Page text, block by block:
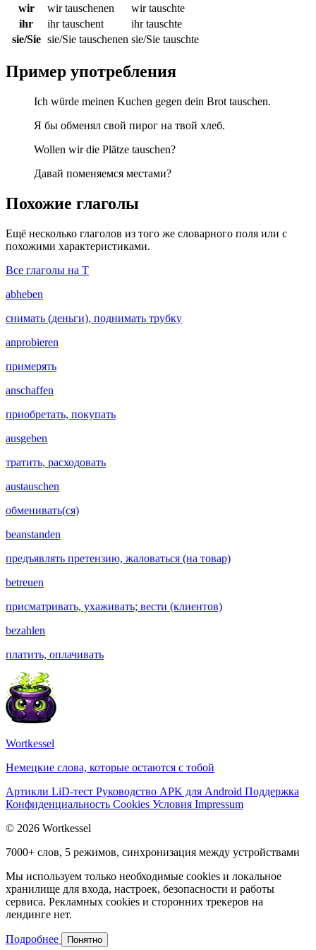
wir
wir tauschenen
wir tauschte
ihr
ihr tauschent
ihr tauschte
sie/Sie sie/Sie tauschenen sie/Sie tauschte
Пример употребления
Ich würde meinen Kuchen gegen dein Brot tauschen.
Я бы обменял свой пирог на твой хлеб.
Wollen wir die Plätze tauschen?
Давай поменяемся местами?
Похожие глаголы
Ещё несколько глаголов из того же словарного поля или с
похожими характеристиками.
Все глаголы на T
abheben
снимать (деньги), поднимать трубку
anprobieren
примерять
anschaffen
приобретать, покупать
ausgeben
тратить, расходовать
austauschen
обменивать(ся)
beanstanden
предъявлять претензию, жаловаться (на товар)
betreuen
присматривать, ухаживать; вести (клиентов)
bezahlen
платить, оплачивать
Wortkessel
Немецкие слова, которые остаются с тобой
Артикли LiD-тест Руководство APK для Android Поддержка
Конфиденциальность Cookies Условия Impressum
© 2026 Wortkessel
7000+ слов, 5 режимов, синхронизация между устройствами
Мы используем только необходимые cookies и локальное
хранилище для входа, настроек, безопасности и работы
сервиса. Рекламных cookies и сторонних трекеров на
лендинге нет.
Подробнее Понятно